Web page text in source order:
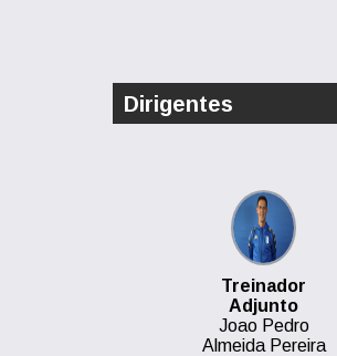
Dirigentes
Treinador
Adjunto
Joao Pedro
Almeida Pereira